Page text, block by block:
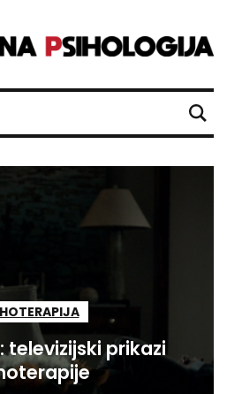
televizijski prikazi